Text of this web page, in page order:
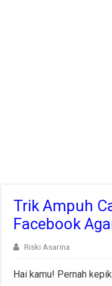
Trik Ampuh
Facebook
Riski Asarina
Hai kamu! Pernah